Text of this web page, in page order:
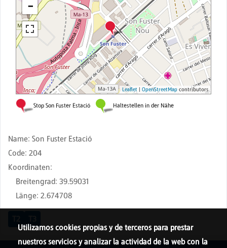
Name: Son Fuster Estació
Code: 204
Koordinaten:
Breitengrad: 39.59031
Länge: 2.674708
Utilizamos cookies propias y de terceros para prestar
nuestros servicios y analizar la actividad de la web con la